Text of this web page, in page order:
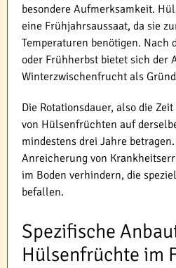
besondere Aufmerksamkeit.
eine Frühjahrsaussaat, da sie
Temperaturen benötigen. Nach
oder Frühherbst bietet sich der
Winterzwischenfrucht als
Die Rotationsdauer, also die
von Hülsenfrüchten auf
mindestens drei Jahre
Anreicherung von
im Boden verhindern, die
befallen.
Spezifische
Hülsenfrüchte im